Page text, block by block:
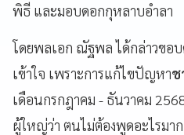
พิธี และมอบดอกกุหลาบอำลา
โดยพลเอก ณัฐพล ได้กล่าวขอ
เข้าใจ เพราะการแก้ไขปัญหาช
เดือนกรกฎาคม - ธันวาคม
ผู้ใหญ่ว่า ตนไม่ต้องพูดอะไรมา